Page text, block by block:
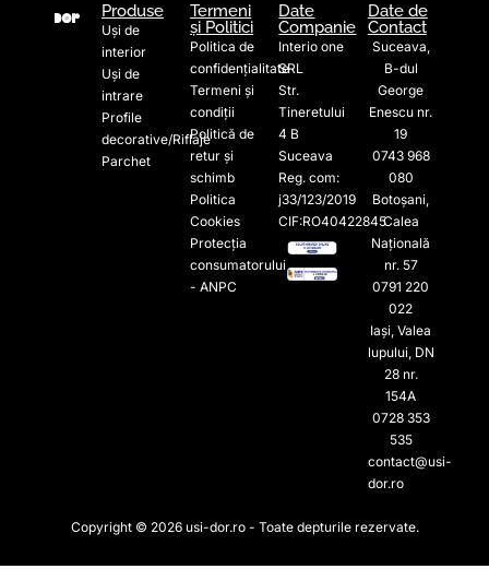
Produse
Uși de
interior
Uși de
intrare
Profile
decorative/Riflaje
Parchet
Termeni
și Politici
Politica de
confidențialitate
Termeni și
condiții
Politică de
retur și
schimb
Politica
Cookies
Protecția
consumatorului
- ANPC
Date
Companie
Interio one
SRL
Str.
Tineretului
4 B
Suceava
Reg. com:
j33/123/2019
CIF:RO40422845
Date de
Contact
Suceava,
B-dul
George
Enescu nr.
19
0743 968
080
Botoșani,
Calea
Națională
nr. 57
0791 220
022​
Iași, Valea
lupului, DN
28 nr.
154A
0728 353
535​
contact@usi-
dor.ro
Copyright © 2026 usi-dor.ro - Toate depturile rezervate.